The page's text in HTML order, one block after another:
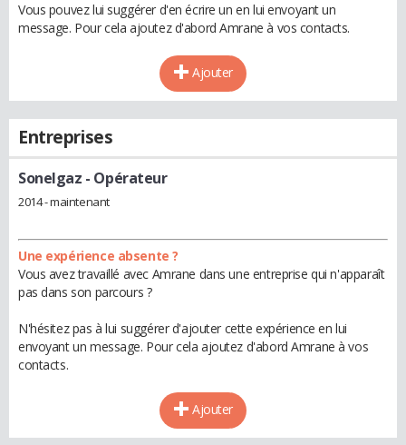
Vous pouvez lui suggérer d'en écrire un en lui envoyant un
message. Pour cela ajoutez d'abord Amrane à vos contacts.
Ajouter
Entreprises
Sonelgaz - Opérateur
2014 - maintenant
Une expérience absente ?
Vous avez travaillé avec Amrane dans une entreprise qui n'apparaît
pas dans son parcours ?
N'hésitez pas à lui suggérer d'ajouter cette expérience en lui
envoyant un message. Pour cela ajoutez d'abord Amrane à vos
contacts.
Ajouter